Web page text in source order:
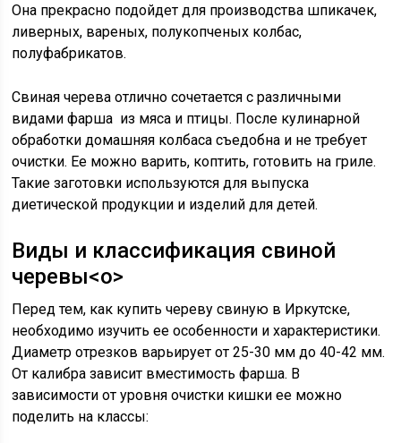
Она прекрасно подойдет для производства шпикачек,
ливерных, вареных, полукопченых колбас,
полуфабрикатов.
Свиная черева отлично сочетается с различными
видами фарша из мяса и птицы. После кулинарной
обработки домашняя колбаса съедобна и не требует
очистки. Ее можно варить, коптить, готовить на гриле.
Такие заготовки используются для выпуска
диетической продукции и изделий для детей.
Виды и классификация свиной
черевы<o>
Перед тем, как купить череву свиную в Иркутске,
необходимо изучить ее особенности и характеристики.
Диаметр отрезков варьирует от 25-30 мм до 40-42 мм.
От калибра зависит вместимость фарша. В
зависимости от уровня очистки кишки ее можно
поделить на классы: